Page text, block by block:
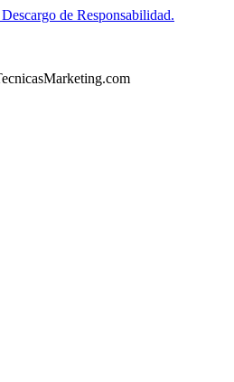
de Responsabilidad.